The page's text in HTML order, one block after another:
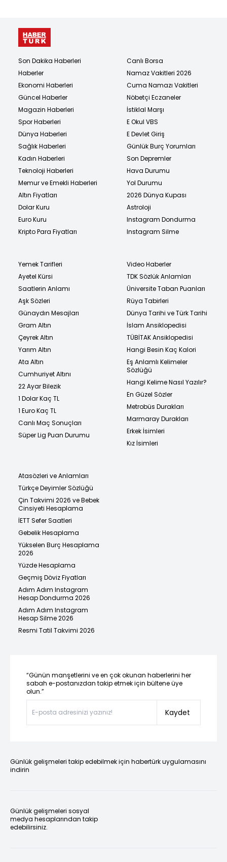
Son Dakika Haberleri
Haberler
Ekonomi Haberleri
Güncel Haberler
Magazin Haberleri
Spor Haberleri
Dünya Haberleri
Sağlık Haberleri
Kadın Haberleri
Teknoloji Haberleri
Memur ve Emekli Haberleri
Altın Fiyatları
Dolar Kuru
Euro Kuru
Kripto Para Fiyatları
Canlı Borsa
Namaz Vakitleri 2026
Cuma Namazı Vakitleri
Nöbetçi Eczaneler
İstiklal Marşı
E Okul VBS
E Devlet Giriş
Günlük Burç Yorumları
Son Depremler
Hava Durumu
Yol Durumu
2026 Dünya Kupası
Astroloji
Instagram Dondurma
Instagram Silme
Yemek Tarifleri
Ayetel Kürsi
Saatlerin Anlamı
Aşk Sözleri
Günaydın Mesajları
Gram Altın
Çeyrek Altın
Yarım Altın
Ata Altın
Cumhuriyet Altını
22 Ayar Bilezik
1 Dolar Kaç TL
1 Euro Kaç TL
Canlı Maç Sonuçları
Süper Lig Puan Durumu
Video Haberler
TDK Sözlük Anlamları
Üniversite Taban Puanları
Rüya Tabirleri
Dünya Tarihi ve Türk Tarihi
İslam Ansiklopedisi
TÜBİTAK Ansiklopedisi
Hangi Besin Kaç Kalori
Eş Anlamlı Kelimeler
Sözlüğü
Hangi Kelime Nasıl Yazılır?
En Güzel Sözler
Metrobüs Durakları
Marmaray Durakları
Erkek İsimleri
Kız İsimleri
Atasözleri ve Anlamları
Türkçe Deyimler Sözlüğü
Çin Takvimi 2026 ve Bebek
Cinsiyeti Hesaplama
İETT Sefer Saatleri
Gebelik Hesaplama
Yükselen Burç Hesaplama
2026
Yüzde Hesaplama
Geçmiş Döviz Fiyatları
Adım Adım Instagram
Hesap Dondurma 2026
Adım Adım Instagram
Hesap Silme 2026
Resmi Tatil Takvimi 2026
“Günün manşetlerini ve en çok okunan haberlerini her
sabah e-postanızdan takip etmek için bültene üye
olun.”
Kaydet
Günlük gelişmeleri takip edebilmek için habertürk uygulamasını
indirin
Günlük gelişmeleri sosyal
medya hesaplarından takip
edebilirsiniz.